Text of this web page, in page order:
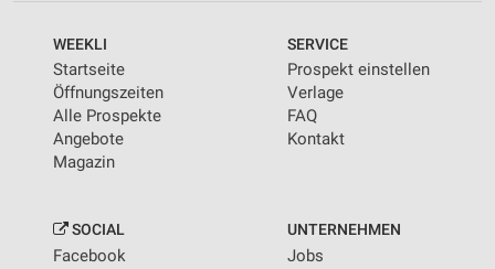
WEEKLI
Startseite
Öffnungszeiten
Alle Prospekte
Angebote
Magazin
SERVICE
Prospekt einstellen
Verlage
FAQ
Kontakt
SOCIAL
Facebook
UNTERNEHMEN
Jobs